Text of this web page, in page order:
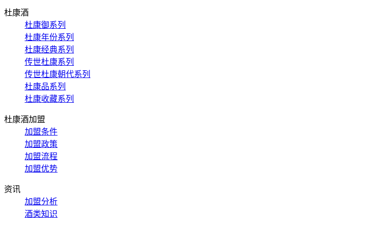
杜康酒
杜康御系列
杜康年份系列
杜康经典系列
传世杜康系列
传世杜康朝代系列
杜康品系列
杜康收藏系列
杜康酒加盟
加盟条件
加盟政策
加盟流程
加盟优势
资讯
加盟分析
酒类知识